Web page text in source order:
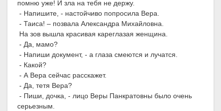
помню уже! И зла на тебя не держу.
- Напишите, - настойчиво попросила Вера.
- Таиса! – позвала Александра Михайловна.
На зов вышла красивая кареглазая женщина.
- Да, мамо?
- Напиши документ, - а глаза смеются и лучатся.
- Какой?
- А Вера сейчас расскажет.
- Да, тетя Вера?
- Пиши, дочка, - лицо Веры Панкратовны было очень
серьезным.